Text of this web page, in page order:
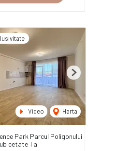
Video Harta
Next
Park Parcul Poligonului
cetate Ta